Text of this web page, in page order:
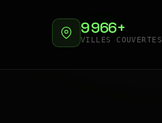
9 966+
VILLES COUVERTES